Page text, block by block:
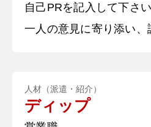
で最先端の提案をし、よ
ったサービスを提供でき
自己PRを記入して下さい。 私の強みは
一人の意見に寄り添い、
たことで最も発揮しまし
高いことが店舗の課題で
人材（派遣・紹介）
ディップ